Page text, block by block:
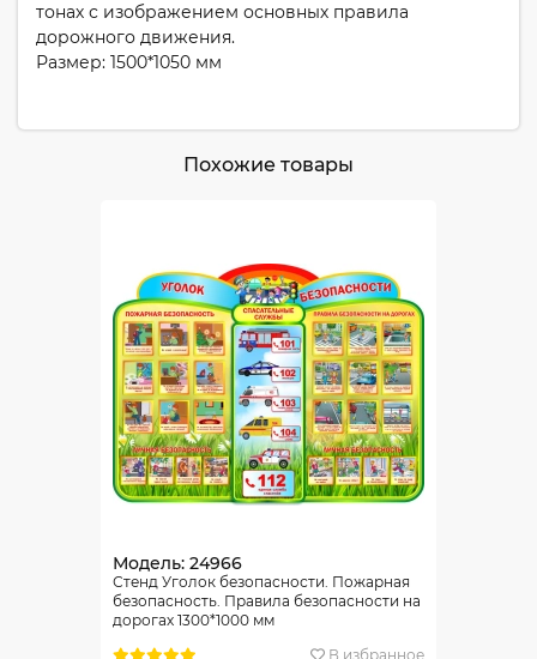
тонах с изображением основных правила
дорожного движения.
Размер: 1500*1050 мм
Похожие товары
Модель: 24966
Стенд Уголок безопасности. Пожарная
безопасность. Правила безопасности на
дорогах 1300*1000 мм
В избранное